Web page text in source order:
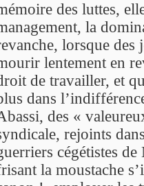
des luttes,
la
lorsque des
lentement en
de travailler, et
dans
des «
rejoints
cégétistes
la moustache